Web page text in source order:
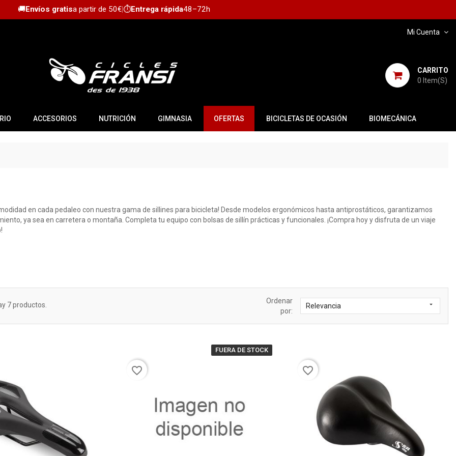
🚚Envíos gratisa partir de 50€|⏱️Entrega rápida48–72h
Mi Cuenta
CARRITO
0 Item(s)
ACCESORIOS NUTRICIÓN GIMNASIA OFERTAS BICICLETAS DE OCASIÓN BIOMECÁNICA
en cada pedaleo con nuestra gama de sillines para bicicleta! Desde modelos ergonómicos hasta antiprostáticos, garantizamos
ya sea en carretera o montaña. Completa tu equipo con bolsas de sillín prácticas y funcionales. ¡Compra hoy y disfruta de un viaje
7 productos.
Ordenar
por:
Relevancia 
FUERA DE STOCK
favorite_border favorite_border